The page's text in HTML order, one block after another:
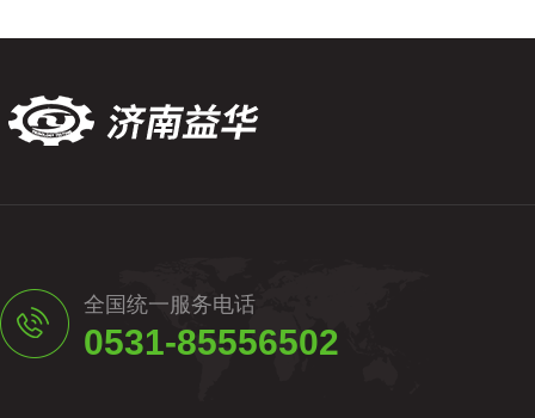
全国统一服务电话
0531-85556502